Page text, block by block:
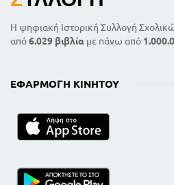
Η ψηφιακή Ιστορική Συλλογή
από6.029 βιβλία με πάνω από
ΕΦΑΡΜΟΓΉ ΚΙΝΗΤΟΎ